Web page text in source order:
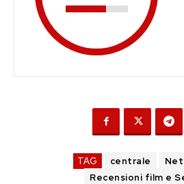
TAG centrale
Recensioni film e